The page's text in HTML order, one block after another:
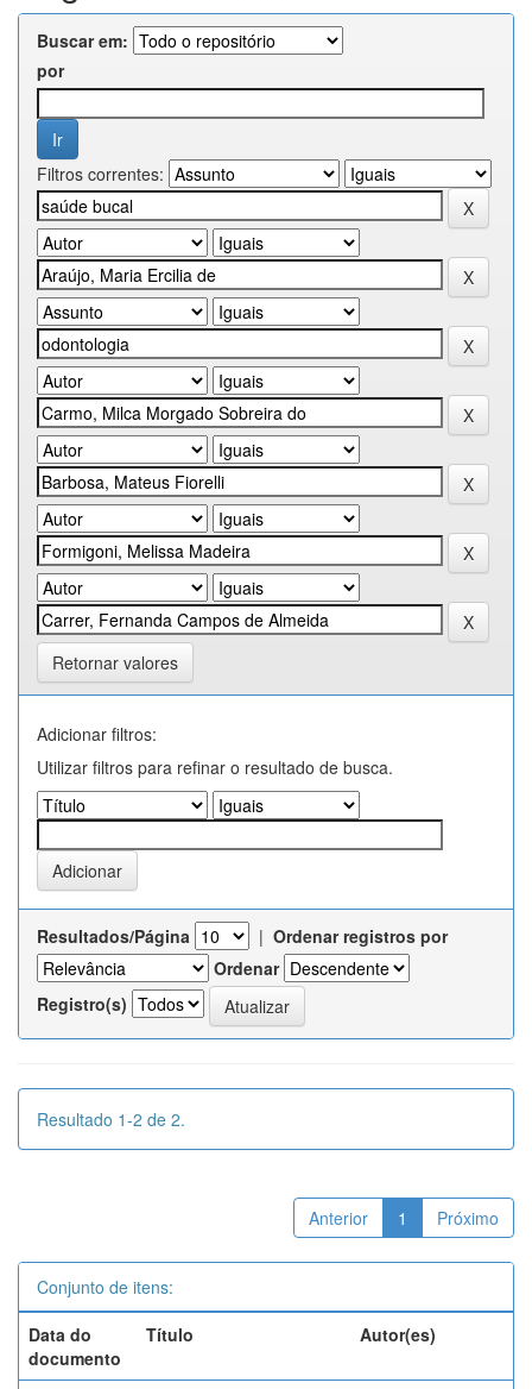
Buscar em:
por
Filtros correntes:
Retornar valores
Adicionar filtros:
Utilizar filtros para refinar o resultado de busca.
Resultados/Página | Ordenar registros por
Ordenar
Registro(s)
Resultado 1-2 de 2.
Anterior 1 Próximo
Conjunto de itens:
Data do
documento
Título Autor(es)